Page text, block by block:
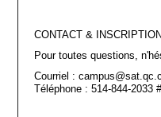
CONTACT &
Pour toutes questions,
Courriel :
Téléphone : 514-844-2033